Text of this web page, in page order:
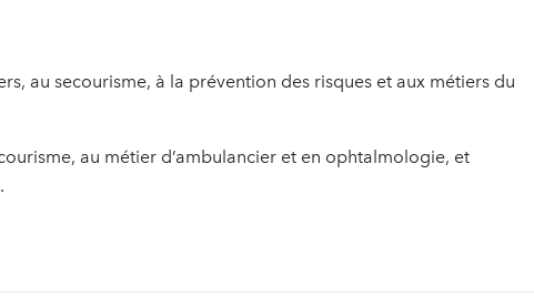
au secourisme, à la prévention des risques et aux métiers du
au métier d’ambulancier et en ophtalmologie, et